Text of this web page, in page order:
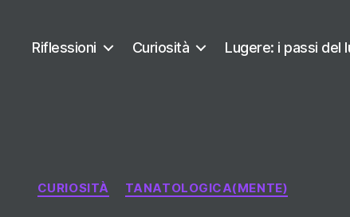
Riflessioni Curiosità Lugere: i passi del
Categorie
CURIOSITÀ TANATOLOGICA(MENTE)